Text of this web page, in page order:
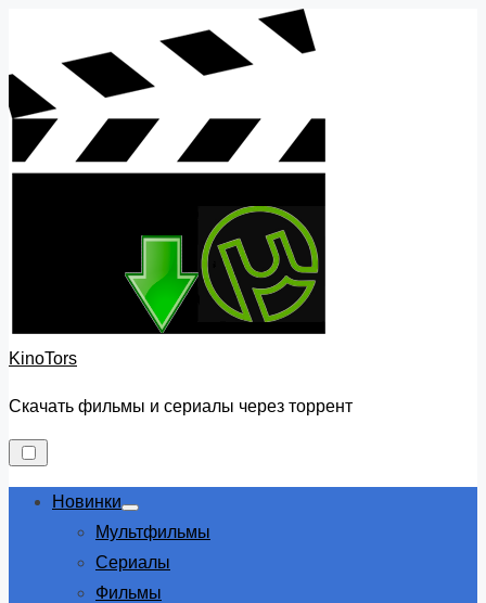
content
KinoTors
Скачать фильмы и сериалы через торрент
Новинки
Show
sub
Мультфильмы
Сериалы
Фильмы